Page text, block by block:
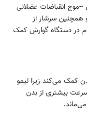
موج انقباضات عضلانی
همچنین سرشار از
در دستگاه گوارش کمک
کمک می‌کند زیرا لیمو
بیشتری از بدن